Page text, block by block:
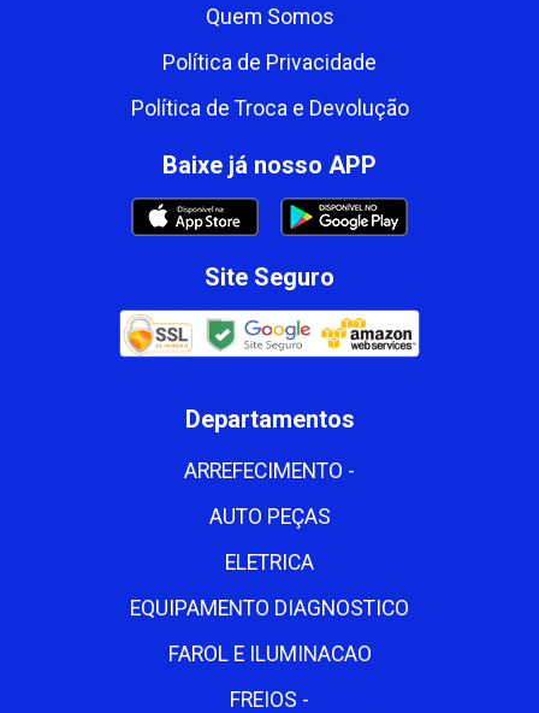
Quem Somos
Política de Privacidade
Política de Troca e Devolução
Baixe já nosso APP
Site Seguro
Departamentos
ARREFECIMENTO -
AUTO PEÇAS
ELETRICA
EQUIPAMENTO DIAGNOSTICO
FAROL E ILUMINACAO
FREIOS -